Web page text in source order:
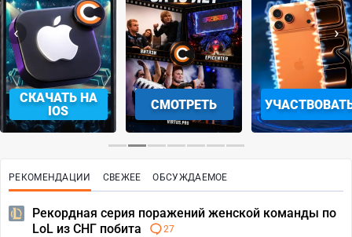
СКАЧАТЬ НА
IOS
СМОТРЕТЬ
‹ ›
РЕКОМЕНДАЦИИ СВЕЖЕЕ ОБСУЖДАЕМОЕ
Рекордная серия поражений женской команды по
LoL из СНГ побита
27